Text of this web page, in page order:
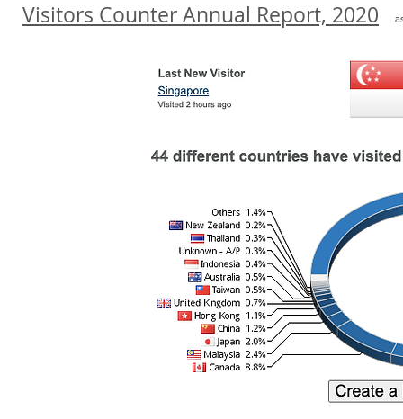
Visitors Counter Annual Report, 2020